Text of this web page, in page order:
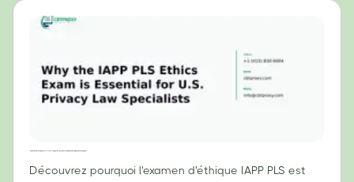
Découvrez pourquoi l'examen d'éthique IAPP PLS est